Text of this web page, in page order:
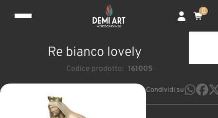
0
Re bianco lovely
Codice prodotto: 161005
Condividi su